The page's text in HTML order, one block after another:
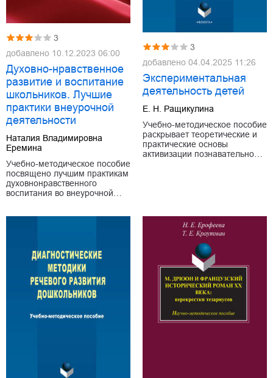
3
добавлено 10.12.2023 06:00
Духовно-нравственное
развитие и воспитание
школьников. Лучшие
практики внеурочной
деятельности
Наталия Владимировна
Еремина
Учебно-методическое пособие
посвящено лучшим практикам
духовнонравственного
воспитания во внеурочной…
3
добавлено 04.04.2025 11:26
Экспериментальная
деятельность детей
Е. Н. Ращикулина
Учебно-методическое пособие
раскрывает теоретические и
практические основы
активизации познавательно…